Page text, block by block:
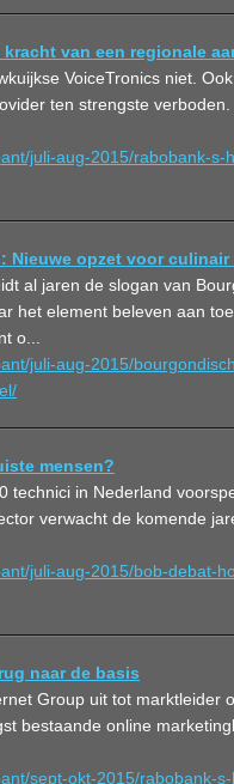
van een regionale
VoiceTronics niet. Ook
ten strengste
juli-aug-2015/rabobank-s-
Nieuwe opzet voor culinair
al jaren de slogan van
het element beleven aan
o...
juli-aug-2015/
mensen?
technici in Nederland
verwacht de komende
juli-aug-2015/bob-debat-
naar de basis
Group uit tot marktleider
bestaande online
sept-okt-2015/rabobank-